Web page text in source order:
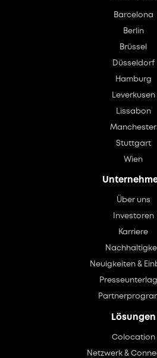
Barcelona
Berlin
Brüssel
Düsseldorf
Hamburg
Leverkusen
Lissabon
Manchester
Stuttgart
Wien
Über uns
Investoren
Karriere
Neuigkeiten &
Lösungen
Colocation
Netzwerk &